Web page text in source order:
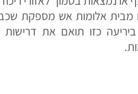
מבית אלומות אש מספקת
כזו תואם את דרישות